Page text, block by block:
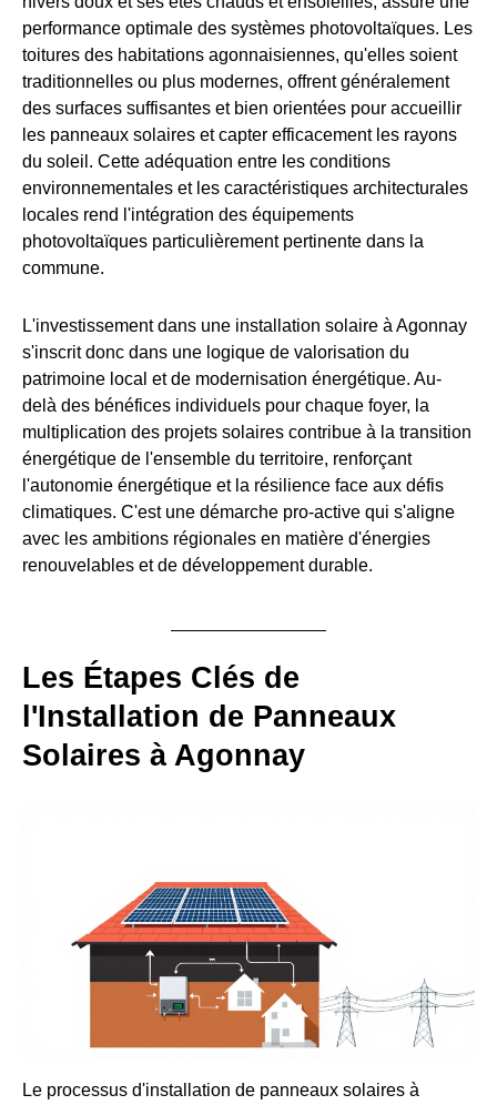
performance optimale des systèmes photovoltaïques. Les
toitures des habitations agonnaisiennes, qu'elles soient
traditionnelles ou plus modernes, offrent généralement
des surfaces suffisantes et bien orientées pour accueillir
les panneaux solaires et capter efficacement les rayons
du soleil. Cette adéquation entre les conditions
environnementales et les caractéristiques architecturales
locales rend l'intégration des équipements
photovoltaïques particulièrement pertinente dans la
commune.
L'investissement dans une installation solaire à Agonnay
s'inscrit donc dans une logique de valorisation du
patrimoine local et de modernisation énergétique. Au-
delà des bénéfices individuels pour chaque foyer, la
multiplication des projets solaires contribue à la transition
énergétique de l'ensemble du territoire, renforçant
l'autonomie énergétique et la résilience face aux défis
climatiques. C'est une démarche pro-active qui s'aligne
avec les ambitions régionales en matière d'énergies
renouvelables et de développement durable.
Les Étapes Clés de
l'Installation de Panneaux
Solaires à Agonnay
Le processus d'installation de panneaux solaires à